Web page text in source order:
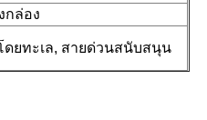
กล่อง
ดยทะเล, สายด่วนสนับสนุน